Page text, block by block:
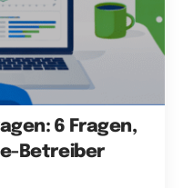
6 Fragen,
Betreiber